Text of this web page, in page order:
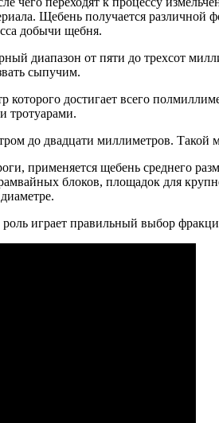
Щебень получается
добычи щебня.
диапазон от пяти до трехсот
сыпучим.
достигает всего
тротуарами.
до двадцати миллиметров. Такой
применяется щебень среднего
блоков, площадок для
играет правильный выбор